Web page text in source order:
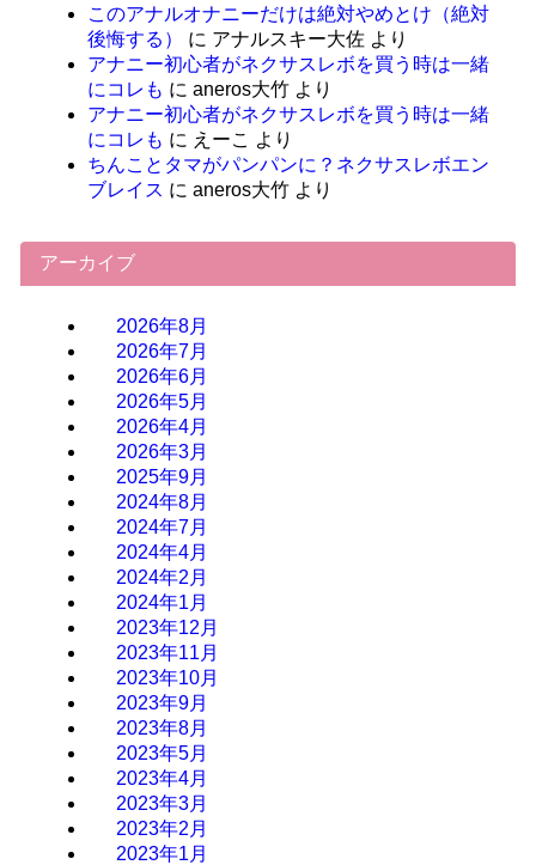
このアナルオナニーだけは絶対やめとけ（絶対
後悔する）
に アナルスキー大佐より
アナニー初心者がネクサスレボを買う時は一緒
にコレも に aneros大竹より
アナニー初心者がネクサスレボを買う時は一緒
にコレも に えーこ より
ちんことタマがパンパンに？ネクサスレボエン
ブレイス に aneros大竹より
アーカイブ
2026年8月
2026年7月
2026年6月
2026年5月
2026年4月
2026年3月
2025年9月
2024年8月
2024年7月
2024年4月
2024年2月
2024年1月
2023年12月
2023年11月
2023年10月
2023年9月
2023年8月
2023年5月
2023年4月
2023年3月
2023年2月
2023年1月